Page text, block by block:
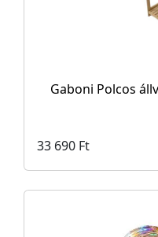
Gaboni Polcos
33 690 Ft